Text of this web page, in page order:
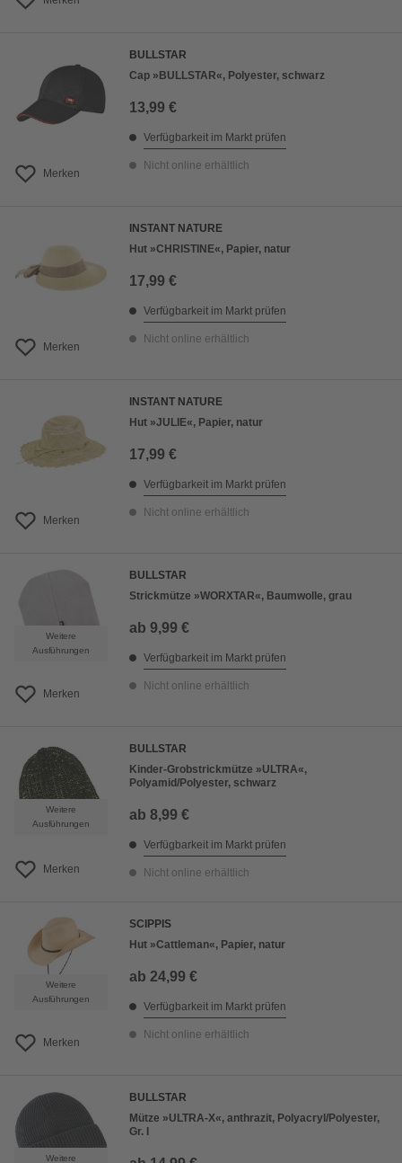
Merken
BULLSTAR
Cap »BULLSTAR«, Polyester, schwarz
13,99 €
Verfügbarkeit im Markt prüfen
Nicht online erhältlich
Merken
INSTANT NATURE
Hut »CHRISTINE«, Papier, natur
17,99 €
Verfügbarkeit im Markt prüfen
Nicht online erhältlich
Merken
INSTANT NATURE
Hut »JULIE«, Papier, natur
17,99 €
Verfügbarkeit im Markt prüfen
Nicht online erhältlich
Weitere
Ausführungen
Merken
BULLSTAR
Strickmütze »WORXTAR«, Baumwolle, grau
ab 9,99 €
Verfügbarkeit im Markt prüfen
Nicht online erhältlich
Weitere
Ausführungen
Merken
BULLSTAR
Kinder-Grobstrickmütze »ULTRA«,
Polyamid/Polyester, schwarz
ab 8,99 €
Verfügbarkeit im Markt prüfen
Nicht online erhältlich
Weitere
Ausführungen
Merken
SCIPPIS
Hut »Cattleman«, Papier, natur
ab 24,99 €
Verfügbarkeit im Markt prüfen
Nicht online erhältlich
Weitere
BULLSTAR
Mütze »ULTRA-X«, anthrazit, Polyacryl/Polyester,
Gr. I